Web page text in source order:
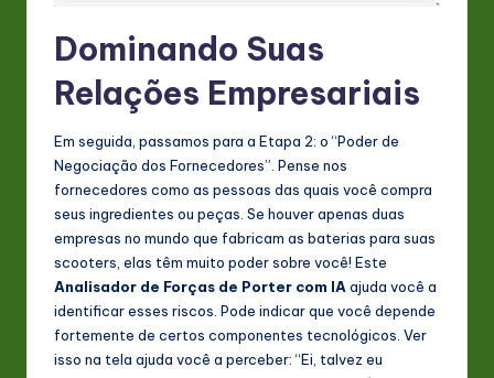
Dominando Suas
Relações Empresariais
Em seguida, passamos para a Etapa 2: o “Poder de
Negociação dos Fornecedores”. Pense nos
fornecedores como as pessoas das quais você compra
seus ingredientes ou peças. Se houver apenas duas
empresas no mundo que fabricam as baterias para suas
scooters, elas têm muito poder sobre você! Este
Analisador de Forças de Porter com IAajuda você a
identificar esses riscos. Pode indicar que você depende
fortemente de certos componentes tecnológicos. Ver
isso na tela ajuda você a perceber: “Ei, talvez eu